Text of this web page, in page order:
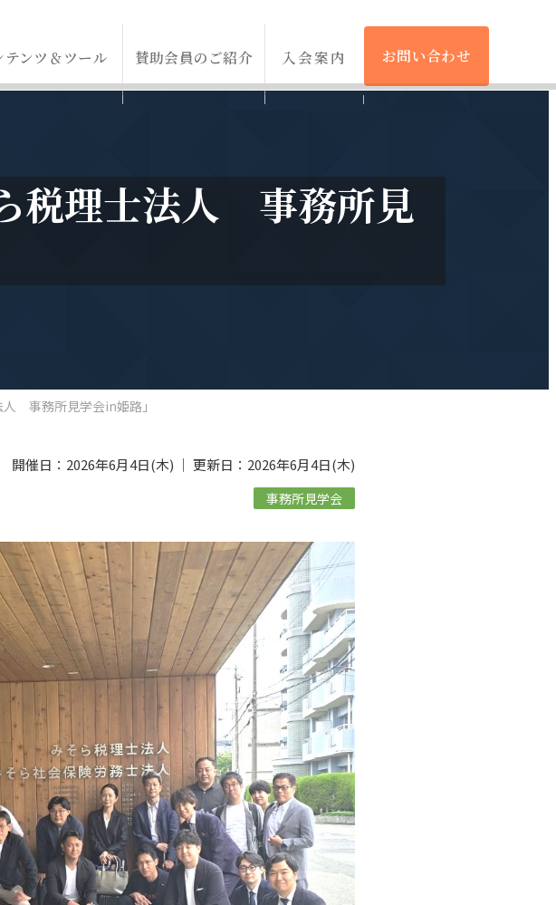
テンツ＆ツール 賛助会員のご紹介 入会案内 お問い合わせ
税理士法人 事務所見
事務所見学会in姫路」
開催日：2026年6月4日(木) ｜ 更新日：2026年6月4日(木)
事務所見学会